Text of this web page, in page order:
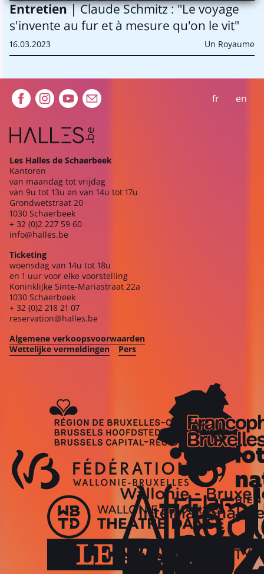
Entretien| Claude Schmitz : "Le voyage
s'invente au fur et à mesure qu'on le vit"
16.03.2023 Un Royaume
Extra navigation fr en
Les Halles de Schaerbeek
Kantoren
van maandag tot vrijdag
van 9u tot 13u en van 14u tot 17u
Grondwetstraat 20
1030 Schaerbeek
+ 32 (0)2 227 59 60
info@halles.be
Ticketing
woensdag van 14u tot 18u
en 1 uur voor elke voorstelling
Koninklijke Sinte-Mariastraat 22a
1030 Schaerbeek
+ 32 (0)2 218 21 07
reservation@halles.be
Algemene verkoopsvoorwaarden
Wettelijke vermeldingen
Pers